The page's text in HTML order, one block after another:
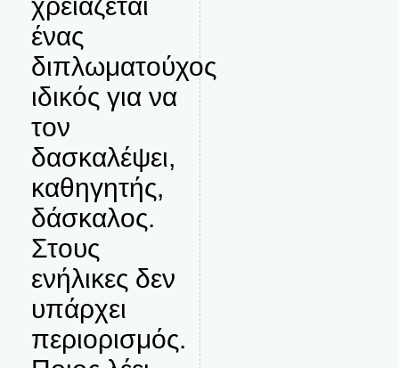
ένας
διπλωματούχος
ιδικός για να
τον
δασκαλέψει,
καθηγητής,
δάσκαλος.
Στους
ενήλικες δεν
υπάρχει
περιορισμός.